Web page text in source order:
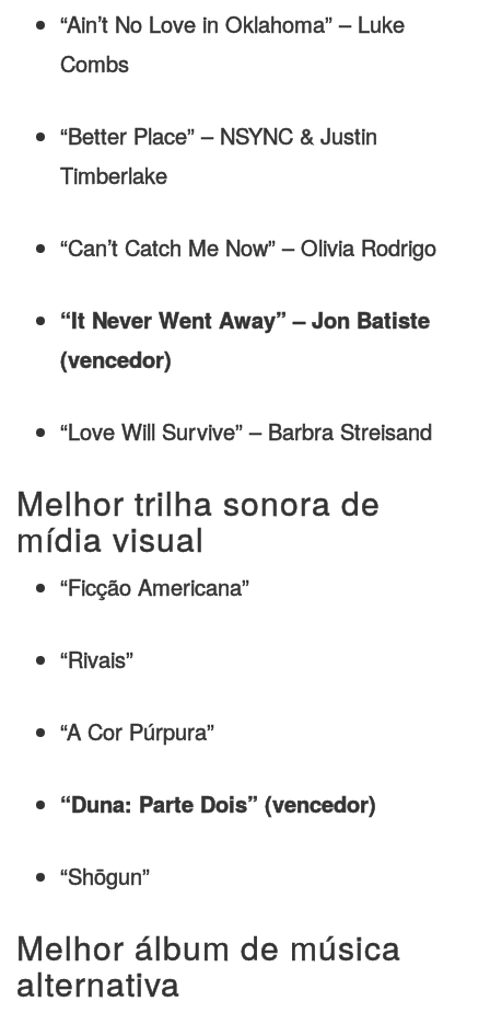
“Ain’t No Love in Oklahoma” – Luke
Combs
“Better Place” – NSYNC & Justin
Timberlake
“Can’t Catch Me Now” – Olivia Rodrigo
“It Never Went Away” – Jon Batiste
(vencedor)
“Love Will Survive” – Barbra Streisand
Melhor trilha sonora de
mídia visual
“Ficção Americana”
“Rivais”
“A Cor Púrpura”
“Duna: Parte Dois” (vencedor)
“Shōgun”
Melhor álbum de música
alternativa